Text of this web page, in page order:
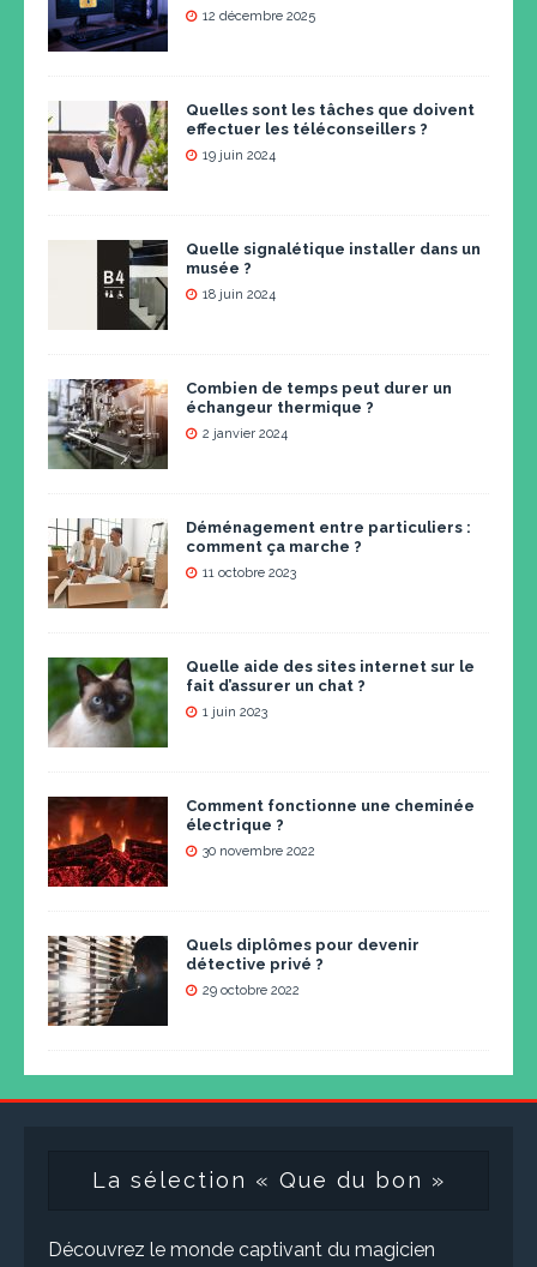
12 décembre 2025
Quelles sont les tâches que doivent
effectuer les téléconseillers ?
19 juin 2024
Quelle signalétique installer dans un
musée ?
18 juin 2024
Combien de temps peut durer un
échangeur thermique ?
2 janvier 2024
Déménagement entre particuliers :
comment ça marche ?
11 octobre 2023
Quelle aide des sites internet sur le
fait d’assurer un chat ?
1 juin 2023
Comment fonctionne une cheminée
électrique ?
30 novembre 2022
Quels diplômes pour devenir
détective privé ?
29 octobre 2022
La sélection « Que du bon »
Découvrez le monde captivant du magicien